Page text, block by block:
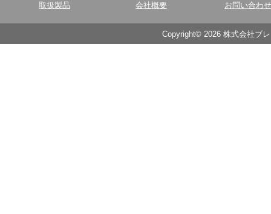
取扱製品 会社概要 お問い合わせ
Copyright© 2026 株式会社ブ